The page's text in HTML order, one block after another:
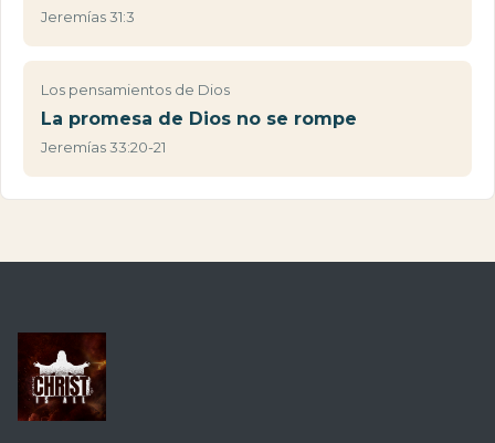
Jeremías 31:3
Los pensamientos de Dios
La promesa de Dios no se rompe
Jeremías 33:20-21